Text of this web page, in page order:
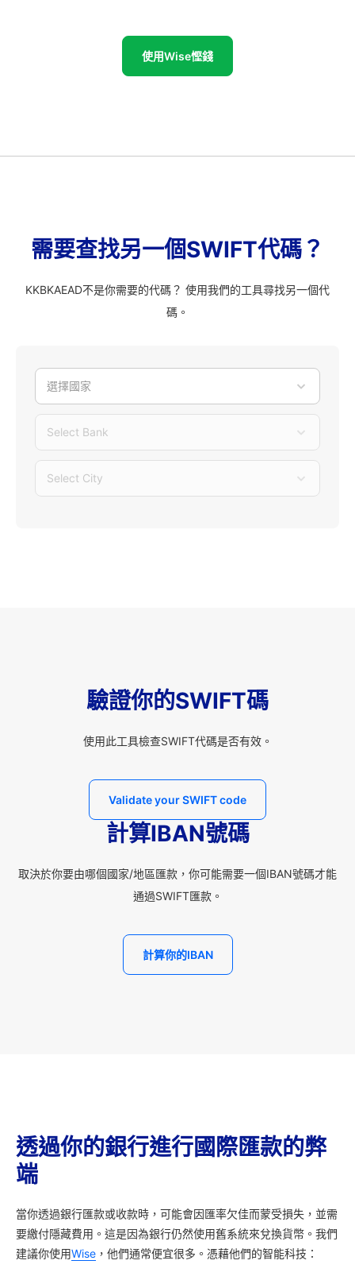
使用Wise慳錢
需要查找另一個SWIFT代碼？
KKBKAEAD不是你需要的代碼？ 使用我們的工具尋找另一個代
碼。
選擇國家
Select Bank
Select City
驗證你的SWIFT碼
使用此工具檢查SWIFT代碼是否有效。
Validate your SWIFT code
計算IBAN號碼
取決於你要由哪個國家/地區匯款，你可能需要一個IBAN號碼才能
通過SWIFT匯款。
計算你的IBAN
透過你的銀行進行國際匯款的弊
端
當你透過銀行匯款或收款時，可能會因匯率欠佳而蒙受損失，並需
要繳付隱藏費用。這是因為銀行仍然使用舊系統來兌換貨幣。我們
建議你使用Wise ，他們通常便宜很多。憑藉他們的智能科技：